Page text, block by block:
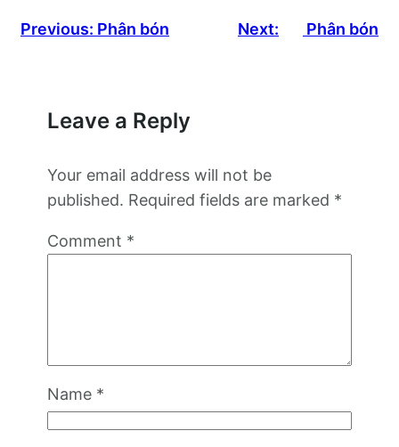
Previous: Phân bón Next: Phân bón
Leave a Reply
Your email address will not be
published. Required fields are marked *
Comment *
Name *